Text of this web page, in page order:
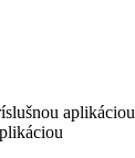
aplikáciou